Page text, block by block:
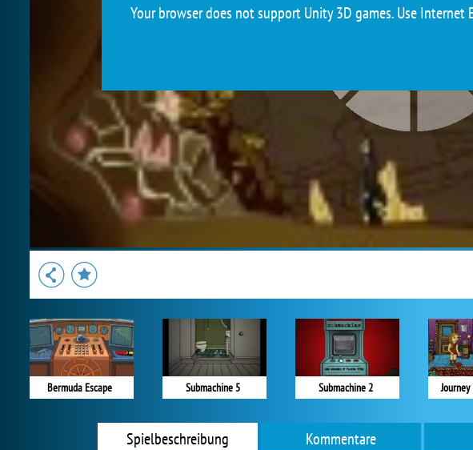
Your browser does not support Unity 3D games. Use
Bermuda Escape Submachine 5 Submachine 2
Spielbeschreibung Kommentare